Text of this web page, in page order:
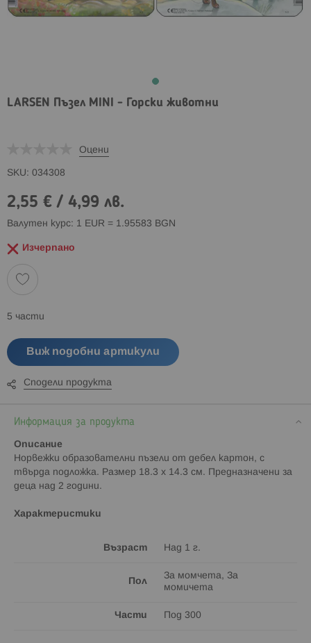
LARSEN Пъзел MINI - Горски животни
Оцени
SKU 034308
2,55 € / 4,99 лв.
Валутен курс: 1 EUR = 1.95583 BGN
Изчерпано
5 части
Виж подобни артикули
Сподели продукта
Информация за продукта
Описание
Норвежки образователни пъзели от дебел картон, с
твърда подложка. Размер 18.3 x 14.3 см. Предназначени за
деца над 2 години.
Характеристики
Възраст Над 1 г.
Пол
За момчета, За
момичета
Части Под 300